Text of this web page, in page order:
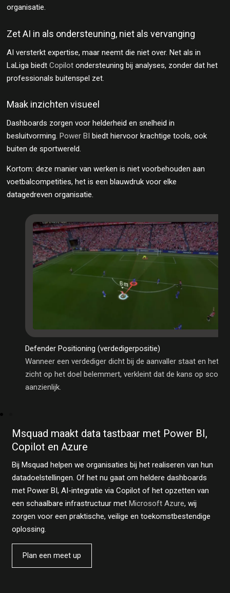
organisatie.
Zet AI in als ondersteuning, niet als vervanging
AI versterkt expertise, maar neemt die niet over. Net als in
LaLiga biedt Copilot ondersteuning bij analyses, zonder dat het
professionals buitenspel zet.
Maak inzichten visueel
Dashboards zorgen voor helderheid en snelheid in
besluitvorming. Power BI biedt hiervoor krachtige tools, ook
buiten de sportwereld.
Kortom: deze manier van werken is niet voorbehouden aan
voetbalcompetities, het is een blauwdruk voor elke
datagedreven organisatie.
Defender Positioning (verdedigerpositie)
Wanneer een verdediger dicht bij de aanvaller staat en het
zicht op het doel belemmert, verkleint dat de kans op scoren
aanzienlijk.
Msquad maakt data tastbaar met Power BI,
Copilot en Azure
Bij Msquad helpen we organisaties bij het realiseren van hun
datadoelstellingen. Of het nu gaat om heldere dashboards
met Power BI, AI-integratie via Copilot of het opzetten van
een schaalbare infrastructuur met Microsoft Azure, wij
zorgen voor een praktische, veilige en toekomstbestendige
oplossing.
Plan een meet up